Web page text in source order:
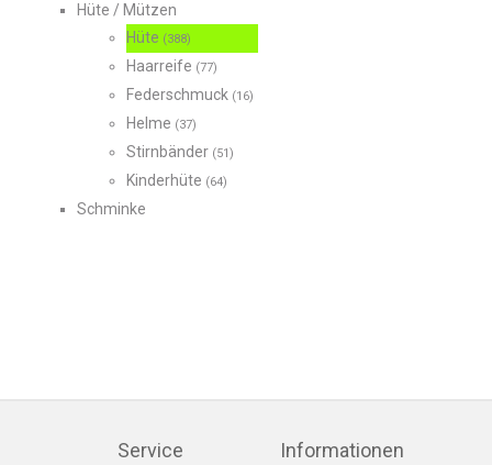
Hüte / Mützen
Hüte (388)
Haarreife (77)
Federschmuck (16)
Helme (37)
Stirnbänder (51)
Kinderhüte (64)
Schminke
Service Informationen